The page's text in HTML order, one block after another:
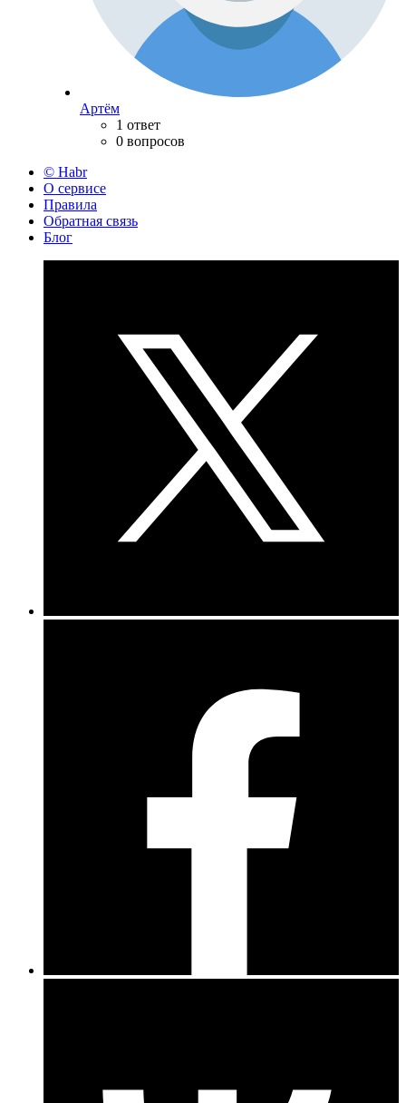
Артём
1 ответ
0 вопросов
© Habr
О сервисе
Правила
Обратная связь
Блог